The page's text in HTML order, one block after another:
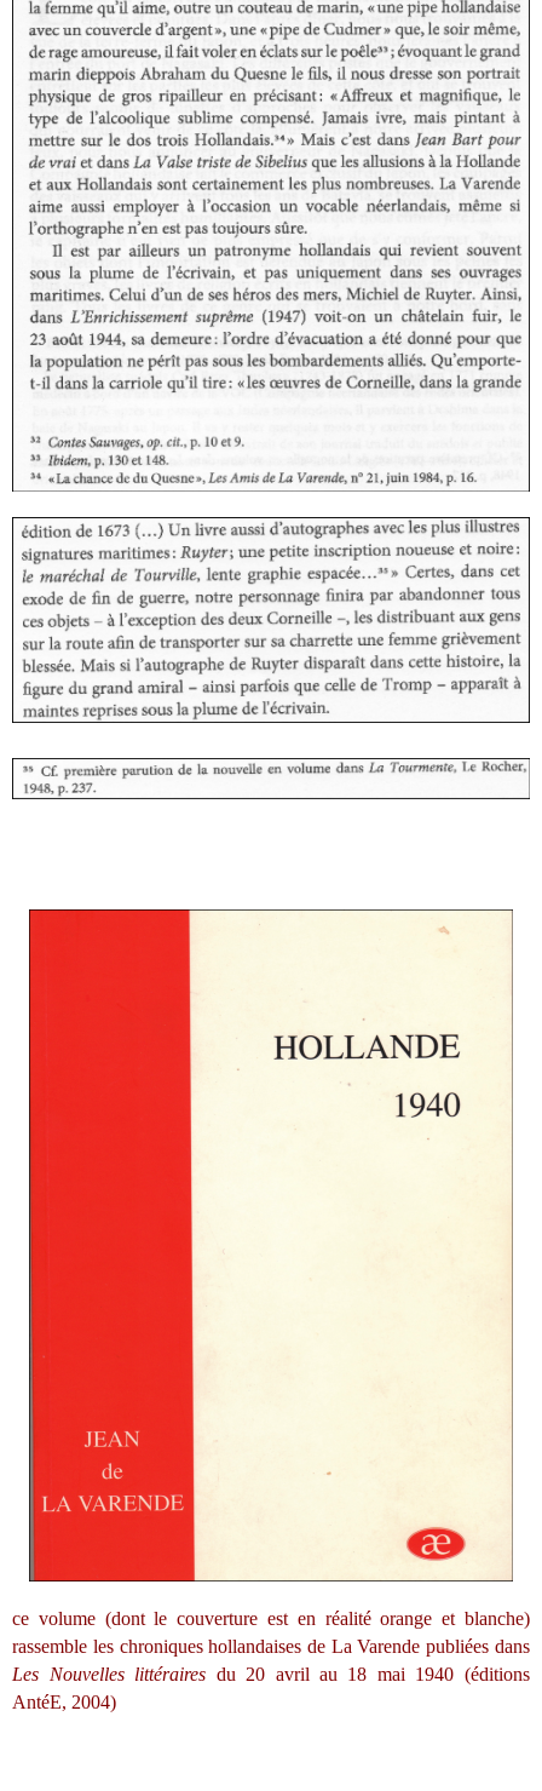
ce volume (dont le couverture est en réalité orange et blanche)
rassemble les chroniques hollandaises de La Varende publiées dans
Les Nouvelles littéraires du 20 avril au 18 mai 1940 (éditions
AntéE, 2004)